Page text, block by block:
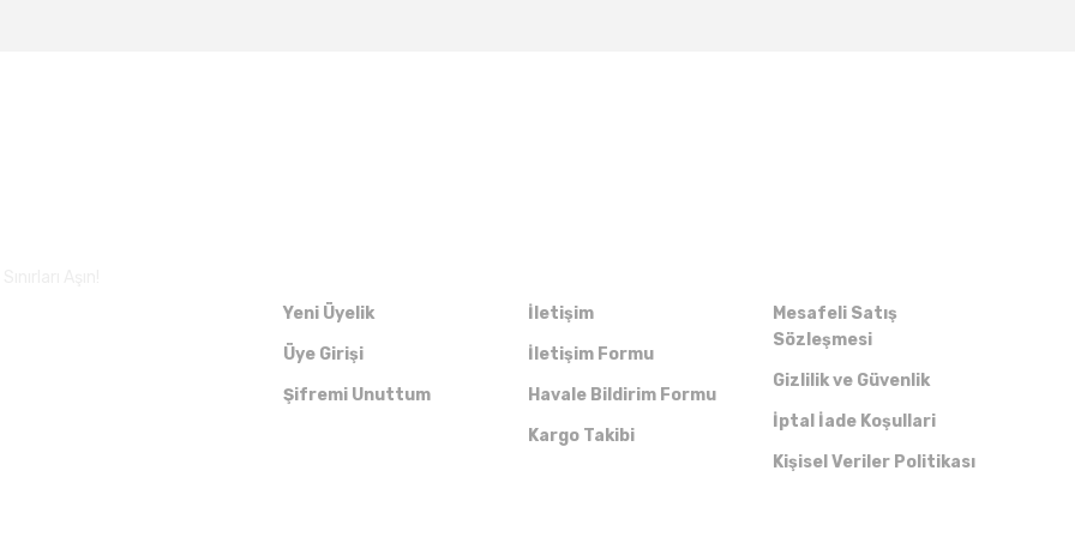
Yeni Üyelik
Üye Girişi
Şifremi Unuttum
İletişim
İletişim Formu
Havale Bildirim Formu
Kargo Takibi
Mesafeli Satış
Sözleşmesi
Gizlilik ve Güvenlik
İptal İade Koşullari
Kişisel Veriler Politikası